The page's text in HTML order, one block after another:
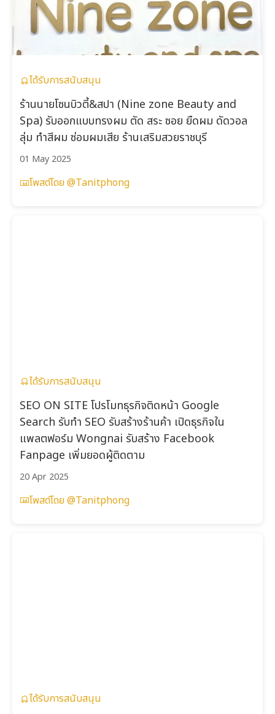
ได้รับการสนับสนุน
ร้านนายโซนบิวตี้&สปา (Nine zone Beauty and
Spa) รับออกแบบทรงผม ตัด สระ ซอย ยืดผม ดัดวอล
ลุ่ม ทำสีผม ซ่อมผมเสีย ร้านเสริมสวยราชบุรี
01 May 2025
โพสต์โดย @Tanitphong
ได้รับการสนับสนุน
SEO ON SITE โปรโมทธุรกิจติดหน้า Google
Search รับทำ SEO รับสร้างร้านค้า เปิดธุรกิจใน
แพลตฟอร์ม Wongnai รับสร้าง Facebook
Fanpage เพิ่มยอดผู้ติดตาม
20 Apr 2025
โพสต์โดย @Tanitphong
ได้รับการสนับสนุน